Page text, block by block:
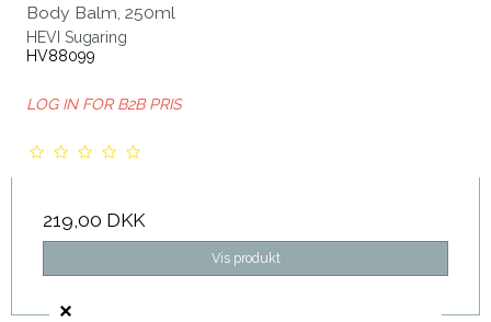
Body Balm, 250ml
HEVI Sugaring
HV88099
LOG IN FOR B2B PRIS
219,00 DKK
Vis produkt